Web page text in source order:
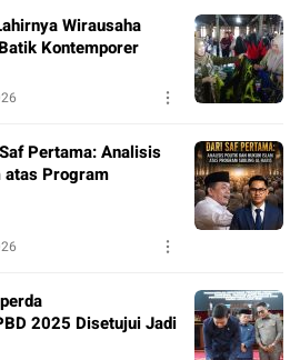
Wirausaha
Kontemporer
Pertama: Analisis
atas Program
2025 Disetujui Jadi